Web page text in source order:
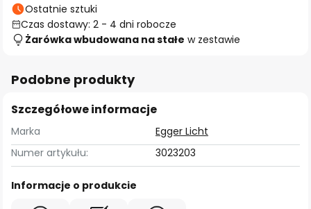
Ostatnie sztuki
Czas dostawy: 2 - 4 dni robocze
Żarówka wbudowana na stałe w zestawie
Podobne produkty
Szczegółowe informacje
Marka
Egger Licht
Numer artykułu:
3023203
Informacje o produkcie